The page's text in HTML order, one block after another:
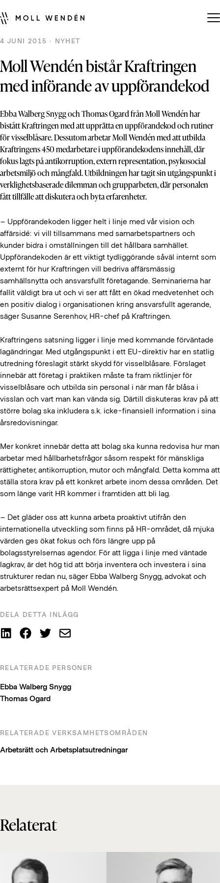
DELA DETTA INLÄGG
RELATERADE PERSONER
Ebba Walberg Snygg
Thomas Ogard
RELATERADE VERKSAMHETSOMRÅDEN
Arbetsrätt och Arbetsplatsutredningar
4 JUNI 2015 · NYHET
Moll Wendén bistår Kraftringen
med införande av uppförandekod
Ebba Walberg Snygg och Thomas Ogard från Moll Wendén har
bistått Kraftringen med att upprätta en uppförandekod och rutiner
för visselblåsare. Dessutom arbetar Moll Wendén med att utbilda
Kraftringens 450 medarbetare i uppförandekodens innehåll, där
fokus lagts på antikorruption, extern representation, psykosocial
arbetsmiljö och mångfald. Utbildningen har tagit sin utgångspunkt i
verklighetsbaserade dilemman och grupparbeten, där personalen
fått tillfälle att diskutera och byta erfarenheter.
– Uppförandekoden ligger helt i linje med vår vision och
affärsidé: vi vill tillsammans med samarbetspartners och
kunder bidra i omställningen till det hållbara samhället.
Uppförandekoden är ett viktigt tydliggörande såväl internt som
externt för hur Kraftringen vill bedriva affärsmässig
samhällsnytta och ansvarsfullt företagande. Seminarierna har
fallit väldigt bra ut och vi ser att fått en ökad medvetenhet och
en positiv dialog i organisationen kring ansvarsfullt agerande,
säger Susanne Serenhov, HR-chef på Kraftringen.
Kraftringens satsning ligger i linje med kommande förväntade
lagändringar. Med utgångspunkt i ett EU-direktiv har en statlig
utredning föreslagit stärkt skydd för visselblåsare. Förslaget
innebär att företag i praktiken måste ta fram riktlinjer för
visselblåsare och utbilda sin personal i när man får blåsa i
visslan och vart man kan vända sig. Därtill diskuteras krav på att
större bolag ska inkludera s.k. icke-finansiell information i sina
årsredovisningar.
Mer konkret innebär detta att bolag ska kunna redovisa hur man
arbetar med hållbarhetsfrågor såsom respekt för mänskliga
rättigheter, antikorruption, mutor och mångfald. Detta komma att
ställa stora krav på ett konkret arbete inom dessa områden. Det
som länge varit HR kommer i framtiden att bli lag.
– Det gläder oss att kunna arbeta proaktivt utifrån den
internationella utveckling som finns på HR-området, då mjuka
värden ges ökat fokus och förs längre upp på
bolagsstyrelsernas agendor. För att ligga i linje med väntade
lagkrav, är det hög tid att börja inventera och investera i sina
strukturer redan nu, säger Ebba Walberg Snygg, advokat och
arbetsrättsexpert på Moll Wendén.
Relaterat